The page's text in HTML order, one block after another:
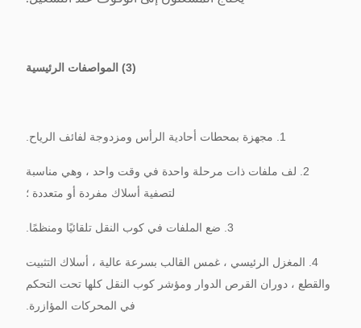
(3) المواصفات الرئيسية
1. مجهزة بمحطات أحادية الرأس ومزدوجة لفائف الرياح.
2. لف ملفات ذات مرحلة واحدة في وقت واحد ، وهي مناسبة
لتصفية أسلاك مفردة أو متعددة ؛
3. ضع الملفات في كوب النقل تلقائيًا ومنظمًا.
4. المغزل الرئيسي ، غمس القالب بسرعة عالية ، أسلاك التثبيت
والقطع ، دوران القرص الدوار ومؤشر كوب النقل كلها تحت التحكم
في المحركات المؤازرة.